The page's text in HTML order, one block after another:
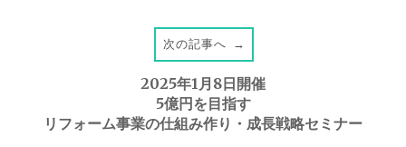
次の記事へ →
2025年1月8日開催
5億円を目指す
リフォーム事業の仕組み作り・成長戦略セミナー